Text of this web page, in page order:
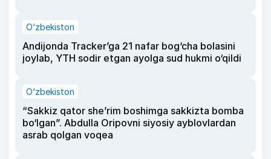
O‘zbekiston
Andijonda Tracker’ga 21 nafar bog‘cha bolasini
joylab, YTH sodir etgan ayolga sud hukmi o‘qildi
O‘zbekiston
“Sakkiz qator she’rim boshimga sakkizta bomba
bo‘lgan”. Abdulla Oripovni siyosiy ayblovlardan
asrab qolgan voqea